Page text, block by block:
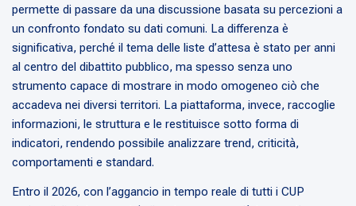
permette di passare da una discussione basata su percezioni a
un confronto fondato su dati comuni. La differenza è
significativa, perché il tema delle liste d’attesa è stato per anni
al centro del dibattito pubblico, ma spesso senza uno
strumento capace di mostrare in modo omogeneo ciò che
accadeva nei diversi territori. La piattaforma, invece, raccoglie
informazioni, le struttura e le restituisce sotto forma di
indicatori, rendendo possibile analizzare trend, criticità,
comportamenti e standard.
Entro il 2026, con l’aggancio in tempo reale di tutti i CUP